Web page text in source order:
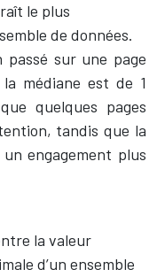
le plus
de données.
passé sur une page
médiane est de 1
quelques pages
tandis que la
engagement plus
la valeur
d’un ensemble